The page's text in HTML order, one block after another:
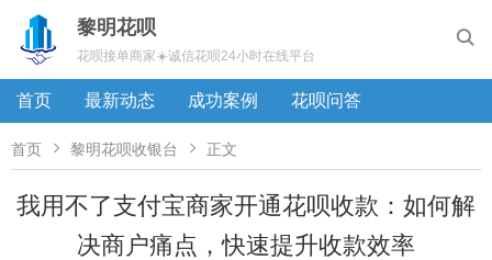

黎明花呗
花呗接单商家☀️诚信花呗24小时在线平台
首页 最新动态 成功案例 花呗问答
首页  黎明花呗收银台  正文
我用不了支付宝商家开通花呗收款：如何解
决商户痛点，快速提升收款效率